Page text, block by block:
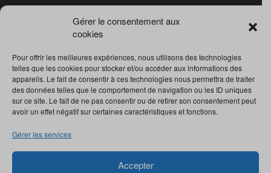
Gérer le consentement aux
cookies
Pour offrir les meilleures expériences, nous utilisons des technologies
telles que les cookies pour stocker et/ou accéder aux informations des
appareils. Le fait de consentir à ces technologies nous permettra de traiter
des données telles que le comportement de navigation ou les ID uniques
sur ce site. Le fait de ne pas consentir ou de retirer son consentement peut
avoir un effet négatif sur certaines caractéristiques et fonctions.
Gérer les services
Accepter